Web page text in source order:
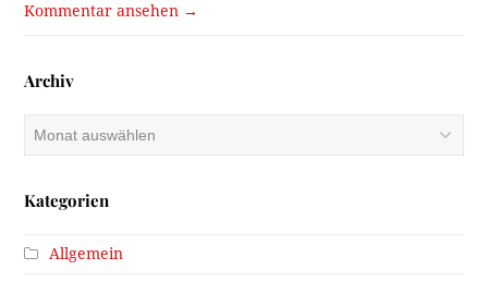
Kommentar ansehen →
Archiv
Kategorien
Allgemein